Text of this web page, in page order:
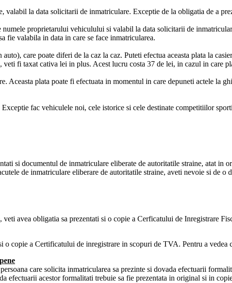
valabil la data solicitarii de inmatriculare. Exceptie de la obligatia de a
proprietarului vehiculului si valabil la data solicitarii de
fie valabila in data in care se face inmatricularea.
care poate diferi de la caz la caz. Puteti efectua aceasta plata la
fi taxat cativa lei in plus. Acest lucru costa 37 de lei, in cazul in care
Aceasta plata poate fi efectuata in momentul in care depuneti actele la
fac vehiculele noi, cele istorice si cele destinate competitiilor
si documentul de inmatriculare eliberate de autoritatile straine, atat in
de inmatriculare eliberare de autoritatile straine, aveti nevoie si de o
avea obligatia sa prezentati si o copie a Cerficatului de Inregistrare
o copie a Certificatului de inregistrare in scopuri de TVA. Pentru a vedea
care solicita inmatricularea sa prezinte si dovada efectuarii
efectuarii acestor formalitati trebuie sa fie prezentata in original si in